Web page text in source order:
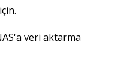
veri aktarma